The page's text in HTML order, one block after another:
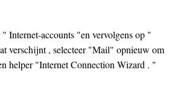
accounts "en vervolgens op "
verschijnt , selecteer "Mail" opnieuw om
helper "Internet Connection Wizard . "